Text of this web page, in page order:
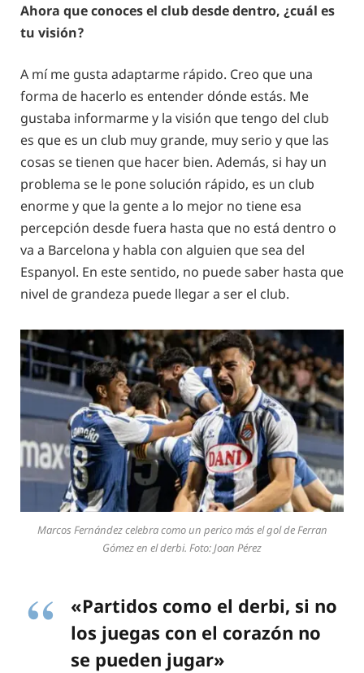
Ahora que conoces el club desde dentro, ¿cuál es
tu visión?
A mí me gusta adaptarme rápido. Creo que una
forma de hacerlo es entender dónde estás. Me
gustaba informarme y la visión que tengo del club
es que es un club muy grande, muy serio y que las
cosas se tienen que hacer bien. Además, si hay un
problema se le pone solución rápido, es un club
enorme y que la gente a lo mejor no tiene esa
percepción desde fuera hasta que no está dentro o
va a Barcelona y habla con alguien que sea del
Espanyol. En este sentido, no puede saber hasta que
nivel de grandeza puede llegar a ser el club.
Marcos Fernández celebra como un perico más el gol de Ferran
Gómez en el derbi. Foto: Joan Pérez
«Partidos como el derbi, si no
los juegas con el corazón no
se pueden jugar»